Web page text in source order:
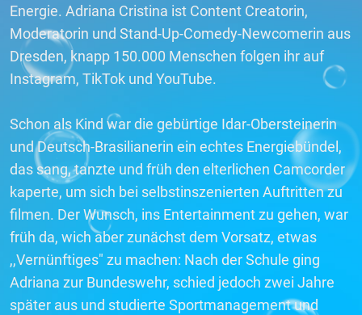
Energie. Adriana Cristina ist Content Creatorin,
Moderatorin und Stand-Up-Comedy-Newcomerin aus
Dresden, knapp 150.000 Menschen folgen ihr auf
Instagram, TikTok und YouTube.
Schon als Kind war die gebürtige Idar-Obersteinerin
und Deutsch-Brasilianerin ein echtes Energiebündel,
das sang, tanzte und früh den elterlichen Camcorder
kaperte, um sich bei selbstinszenierten Auftritten zu
filmen. Der Wunsch, ins Entertainment zu gehen, war
früh da, wich aber zunächst dem Vorsatz, etwas
,,Vernünftiges" zu machen: Nach der Schule ging
Adriana zur Bundeswehr, schied jedoch zwei Jahre
später aus und studierte Sportmanagement und